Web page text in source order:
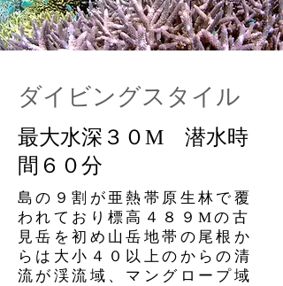
ダイビングスタイル
​最大水深３０M 潜水時
間６０分
島の９割が亜熱帯原生林で覆
われており標高４８９Mの古
見岳を初め山岳地帯の尾根か
らは大小４０以上のからの清
流が渓流域、マングロープ域